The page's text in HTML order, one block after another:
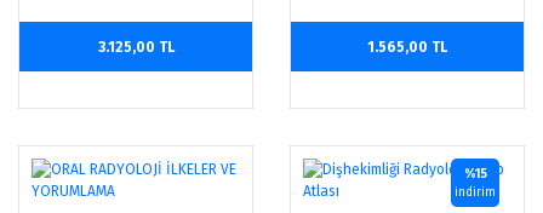
3.125,00 TL 1.565,00 TL
%15
indirim